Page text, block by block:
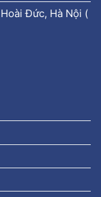
Đức, Hà Nội (